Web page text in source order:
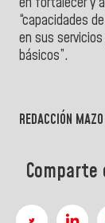
“capacidades
en sus
básicos”.
REDACCIÓN MAZO